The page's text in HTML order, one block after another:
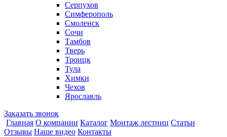
Серпухов
Симферополь
Смоленск
Сочи
Тамбов
Тверь
Троицк
Тула
Химки
Чехов
Ярославль
Заказать звонок
Главная О компании Каталог Монтаж лестниц Статьи
Отзывы Наше видео Контакты